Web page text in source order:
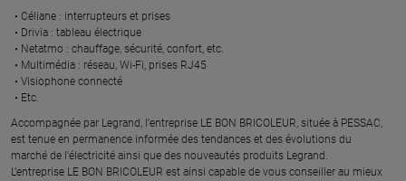
Céliane : interrupteurs et prises ​
Drivia : tableau électrique ​
Netatmo : chauffage, sécurité, confort, etc.​
Multimédia : réseau, Wi-Fi, prises RJ45​
Visiophone connecté​
Etc.​
​Accompagnée par Legrand, l’entreprise LE BON BRICOLEUR, située à PESSAC,
est tenue en permanence informée des tendances et des évolutions du
marché de l'électricité ainsi que des nouveautés produits Legrand.
L’entreprise LE BON BRICOLEUR est ainsi capable de vous conseiller au mieux